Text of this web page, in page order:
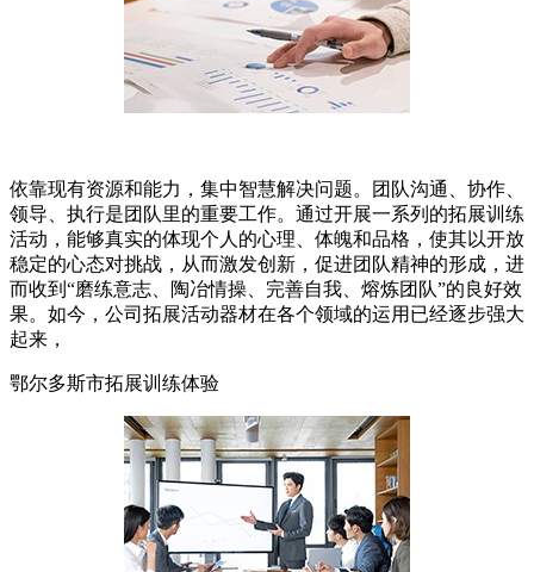
依靠现有资源和能力，集中智慧解决问题。团队沟通、协作、
领导、执行是团队里的重要工作。通过开展一系列的拓展训练
活动，能够真实的体现个人的心理、体魄和品格，使其以开放
稳定的心态对挑战，从而激发创新，促进团队精神的形成，进
而收到“磨练意志、陶冶情操、完善自我、熔炼团队”的良好效
果。如今，公司拓展活动器材在各个领域的运用已经逐步强大
起来，
鄂尔多斯市拓展训练体验